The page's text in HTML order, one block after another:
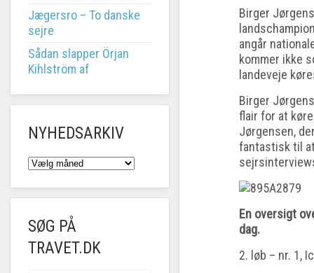
Birger
angår
kommer ikke
landeveje
Birger
flair for at
Jørgensen,
fantastisk til
En oversigt
dag.
2. løb – nr. 1,
Jægersro – To danske
sejre
Sådan slapper Örjan
Kihlström af
NYHEDSARKIV
NYHEDSARKIV
SØG PÅ
TRAVET.DK